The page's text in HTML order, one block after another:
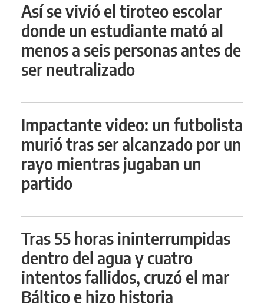
Así se vivió el tiroteo escolar
donde un estudiante mató al
menos a seis personas antes de
ser neutralizado
Impactante video: un futbolista
murió tras ser alcanzado por un
rayo mientras jugaban un
partido
Tras 55 horas ininterrumpidas
dentro del agua y cuatro
intentos fallidos, cruzó el mar
Báltico e hizo historia